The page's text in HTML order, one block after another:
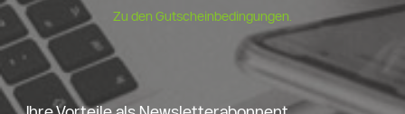
Zu den Gutscheinbedingungen.